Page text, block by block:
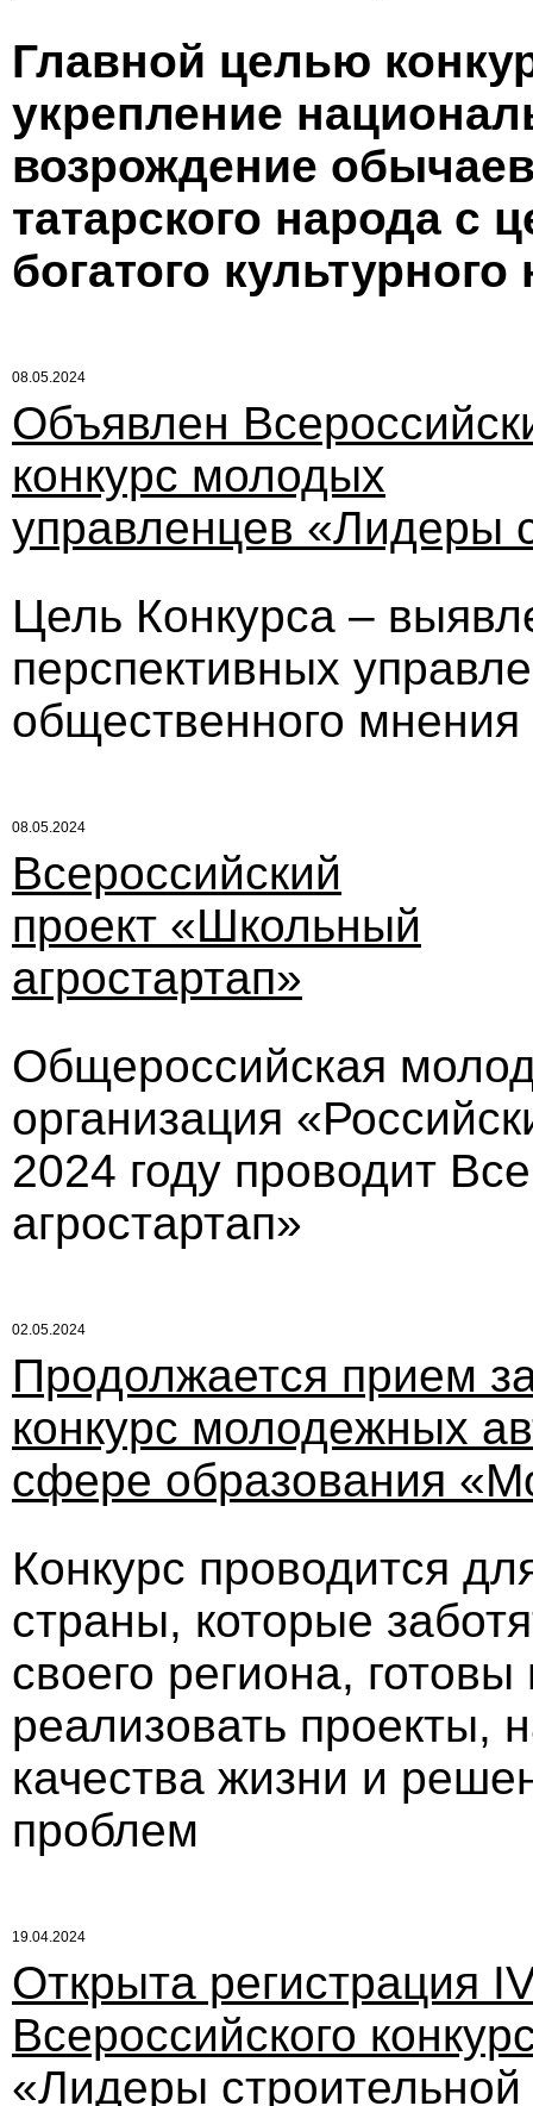
Главной целью
укрепление
возрождение
татарского народа с
богатого
08.05.2024
Объявлен
конкурс молодых
управленцев «Лидеры
Цель Конкурса –
перспективных
общественного мнения
08.05.2024
Всероссийский
проект «Школьный
агростартап»
Общероссийская
организация
2024 году проводит
агростартап»
02.05.2024
Продолжается прием
конкурс молодежных
сфере образования
Конкурс проводится
страны, которые
своего региона,
реализовать проекты,
качества жизни и
проблем
19.04.2024
Открыта регистрация
Всероссийского
«Лидеры строительной